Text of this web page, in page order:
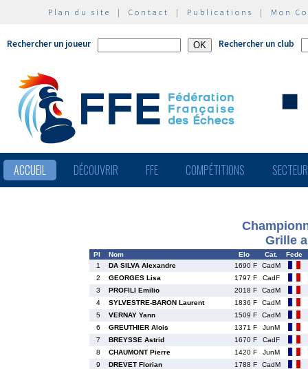
Plan du site | Contact | Publications | Mon
Rechercher un joueur Rechercher un club
ACCUEIL DÉCOUVRIR FFE COMPÉTITIONS
Grille
Pl Nom Elo Cat.
Fede
1
DA SILVA Alexandre 1690 F
CadM
2
GEORGES Lisa 1797 F
CadF
3
PROFILI Emilio 2018 F
CadM
4
SYLVESTRE-BARON Laurent 1836 F
CadM
5
VERNAY Yann 1509 F
CadM
6
GREUTHIER Alois 1371 F
JunM
7
BREYSSE Astrid 1670 F
CadF
8
CHAUMONT Pierre 1420 F
JunM
9
DREVET Florian 1788 F
CadM